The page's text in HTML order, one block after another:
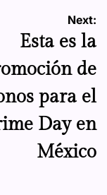
Next:
Esta es la
de
para el
Day en
México